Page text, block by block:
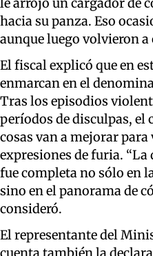
hacia su panza. Eso
aunque luego volvieron
El fiscal explicó que en
enmarcan en el
Tras los episodios
períodos de disculpas, el
cosas van a mejorar
expresiones de furia.
fue completa no sólo en
sino en el panorama de
consideró.
El representante del
cuenta también la